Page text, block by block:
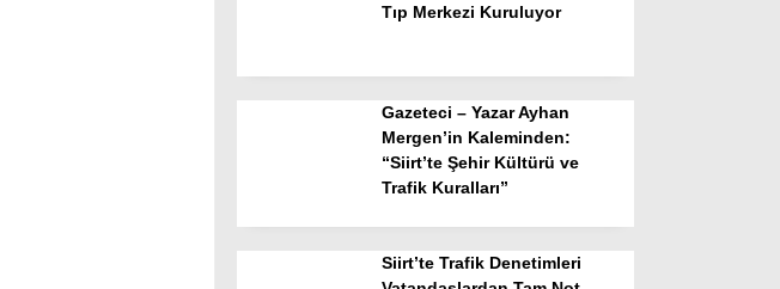
Tıp Merkezi Kuruluyor
Gazeteci – Yazar Ayhan
Mergen’in Kaleminden:
“Siirt’te Şehir Kültürü ve
Trafik Kuralları”
Siirt’te Trafik Denetimleri